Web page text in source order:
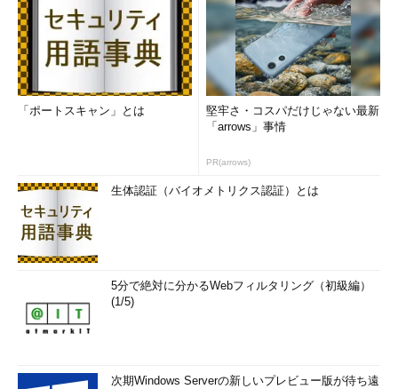
「ポートスキャン」とは
堅牢さ・コスパだけじゃない最新
「arrows」事情
PR(arrows)
生体認証（バイオメトリクス認証）とは
5分で絶対に分かるWebフィルタリング（初級編）
(1/5)
次期Windows Serverの新しいプレビュー版が待ち遠